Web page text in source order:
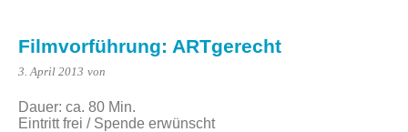
Filmvorführung: ARTgerecht
3. April 2013 von
Dauer: ca. 80 Min.
Eintritt frei / Spende erwünscht